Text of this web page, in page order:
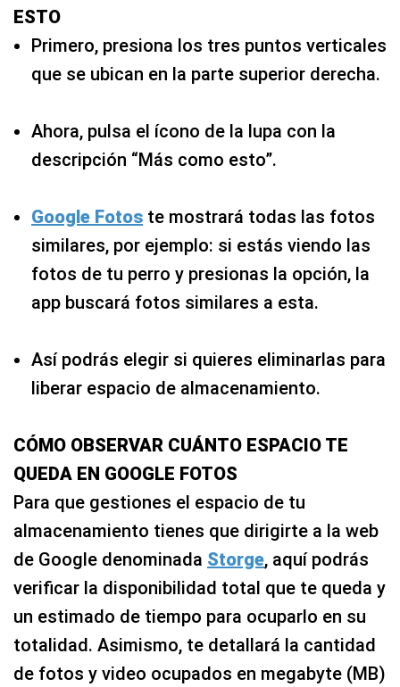
ESTO
Primero, presiona los tres puntos verticales
que se ubican en la parte superior derecha.
Ahora, pulsa el ícono de la lupa con la
descripción “Más como esto”.
Google Fotos te mostrará todas las fotos
similares, por ejemplo: si estás viendo las
fotos de tu perro y presionas la opción, la
app buscará fotos similares a esta.
Así podrás elegir si quieres eliminarlas para
liberar espacio de almacenamiento.
CÓMO OBSERVAR CUÁNTO ESPACIO TE
QUEDA EN GOOGLE FOTOS
Para que gestiones el espacio de tu
almacenamiento tienes que dirigirte a la web
de Google denominada Storge, aquí podrás
verificar la disponibilidad total que te queda y
un estimado de tiempo para ocuparlo en su
totalidad. Asimismo, te detallará la cantidad
de fotos y video ocupados en megabyte (MB)